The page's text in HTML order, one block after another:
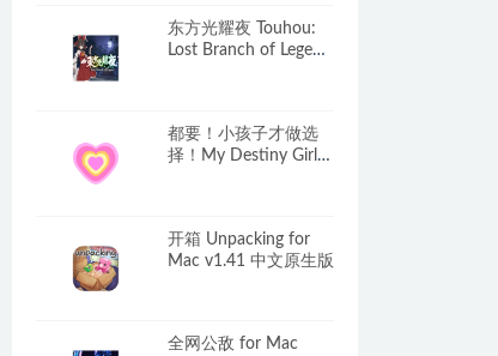
东方光耀夜 Touhou:
Lost Branch of Legend
都要！小孩子才做选
择！My Destiny Girls
开箱 Unpacking for
Mac v1.41 中文原生版
全网公敌 for Mac